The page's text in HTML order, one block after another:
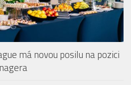
má novou posilu na pozici